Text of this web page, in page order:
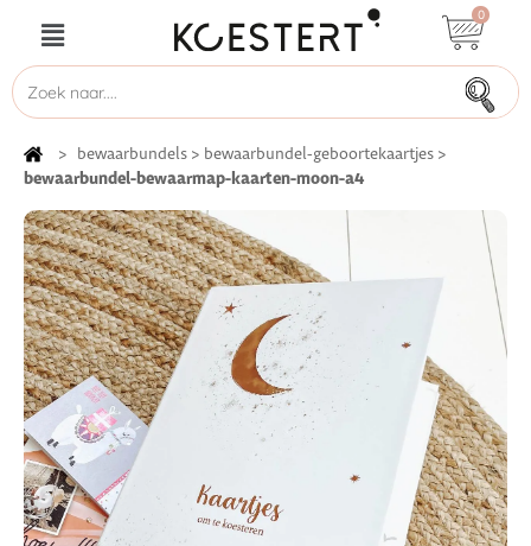
0
> bewaarbundels > bewaarbundel-geboortekaartjes >
bewaarbundel-bewaarmap-kaarten-moon-a4